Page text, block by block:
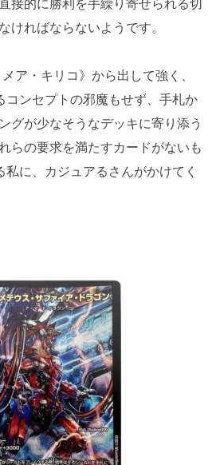
接的に勝利を手繰り寄せられる切
ければならないようです。
ア・キリコ》から出して強く、
コンセプトの邪魔もせず、手札か
グが少なそうなデッキに寄り添う
らの要求を満たすカードがないも
に、カジュアるさんがかけてく